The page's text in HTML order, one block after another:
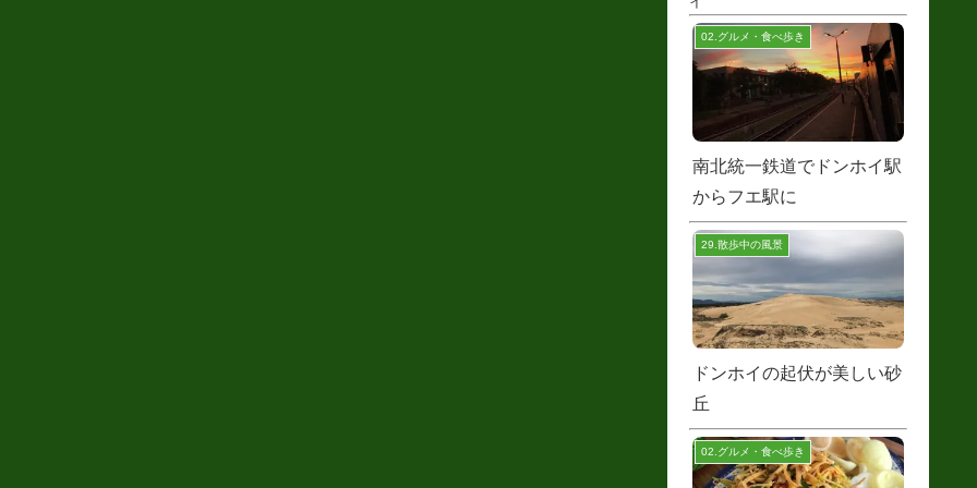
02.グルメ・食べ歩き
南北統一鉄道でドンホイ駅
からフエ駅に
29.散歩中の風景
ドンホイの起伏が美しい砂
丘
02.グルメ・食べ歩き